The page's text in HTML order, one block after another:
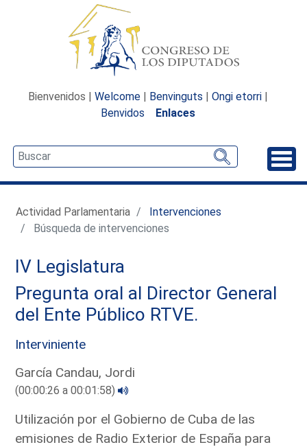
Bienvenidos | Welcome | Benvinguts | Ongi etorri |
Benvidos
Enlaces
Actividad Parlamentaria
Intervenciones
Búsqueda de intervenciones
IV Legislatura
Pregunta oral al Director General
del Ente Público RTVE.
Interviniente
García Candau, Jordi
(00:00:26 a 00:01:58)
Utilización por el Gobierno de Cuba de las
emisiones de Radio Exterior de España para